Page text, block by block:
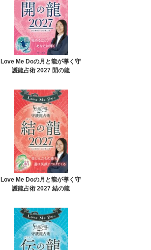
Love Me Doの月と龍が導く守
護龍占術 2027 開の龍
Love Me Doの月と龍が導く守
護龍占術 2027 結の龍